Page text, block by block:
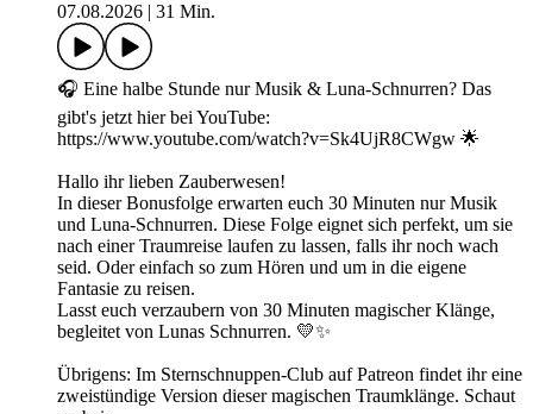
07.08.2026
31 Min.
🎧 Eine halbe Stunde nur Musik & Luna-Schnurren? Das
gibt's jetzt hier bei YouTube:
https://www.youtube.com/watch?v=Sk4UjR8CWgw 🌟
Hallo ihr lieben Zauberwesen!
In dieser Bonusfolge erwarten euch 30 Minuten nur Musik
und Luna-Schnurren. Diese Folge eignet sich perfekt, um sie
nach einer Traumreise laufen zu lassen, falls ihr noch wach
seid. Oder einfach so zum Hören und um in die eigene
Fantasie zu reisen.
Lasst euch verzaubern von 30 Minuten magischer Klänge,
begleitet von Lunas Schnurren. 💛✨
Übrigens: Im Sternschnuppen-Club auf Patreon findet ihr eine
zweistündige Version dieser magischen Traumklänge. Schaut